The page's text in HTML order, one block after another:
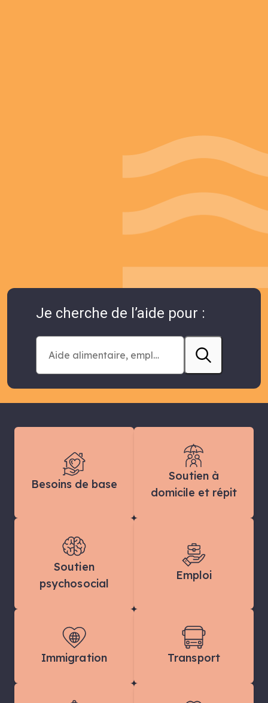
Je cherche de l’aide pour :
Besoins de base
Soutien à
domicile et répit
Soutien
psychosocial
Emploi
Immigration Transport